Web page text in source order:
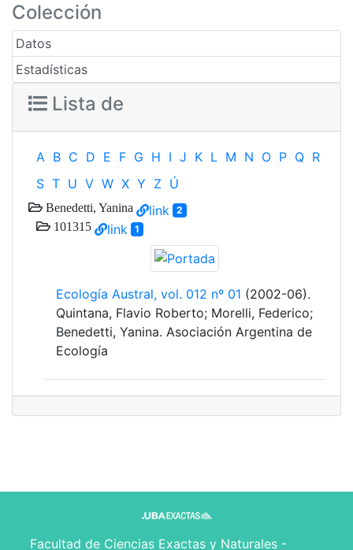
Colección
Datos
Estadísticas
Lista de
A B C D E F G H I J K L M N O P Q R
S T U V W X Y Z Ú
Benedetti, Yanina link 2
101315 link 1
Ecología Austral, vol. 012 nº 01 (2002-06).
Quintana, Flavio Roberto; Morelli, Federico;
Benedetti, Yanina. Asociación Argentina de
Ecología
Facultad de Ciencias Exactas y Naturales -